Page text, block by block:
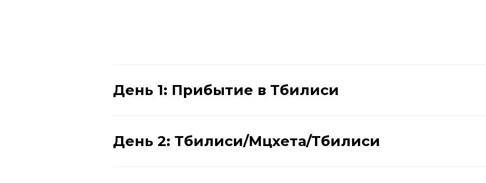
День 1: Прибытие в Тбилиси
День 2: Тбилиси/Мцхета/Тбилиси